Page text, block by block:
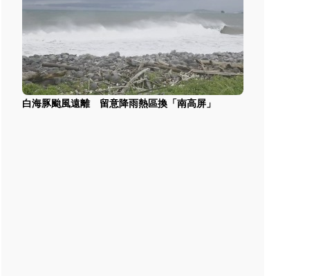
白海豚颱風遠離 留意降雨熱區換「南高屏」